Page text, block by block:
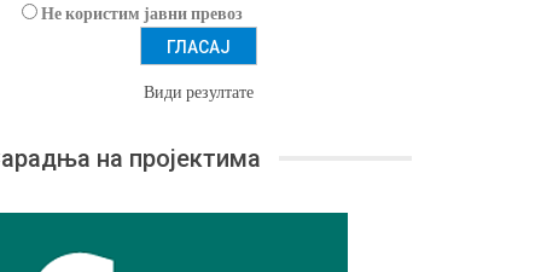
Не користим јавни превоз
Види резултате
на пројектима